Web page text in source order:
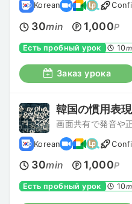
Korean
30min 1,000P
Есть пробный урок 10
Заказ урока
韓国の慣用表
画面共有で発音や
Korean
30min 1,000P
Есть пробный урок 10